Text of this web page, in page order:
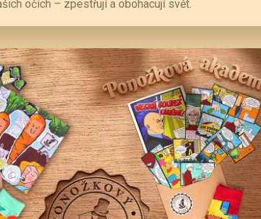
očích – zpestřují a obohacují svět.